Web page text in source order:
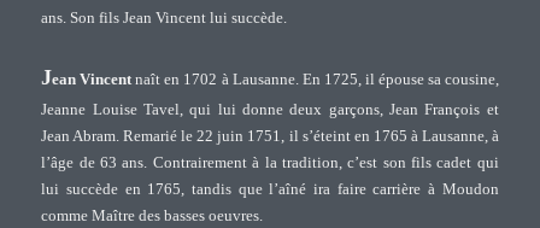
ans. Son fils Jean Vincent lui succède.
Jean Vincent naît en 1702 à Lausanne. En 1725, il épouse sa cousine,
Jeanne Louise Tavel, qui lui donne deux garçons, Jean François et
Jean Abram. Remarié le 22 juin 1751, il s’éteint en 1765 à Lausanne, à
l’âge de 63 ans. Contrairement à la tradition, c’est son fils cadet qui
lui succède en 1765, tandis que l’aîné ira faire carrière à Moudon
comme Maître des basses oeuvres.